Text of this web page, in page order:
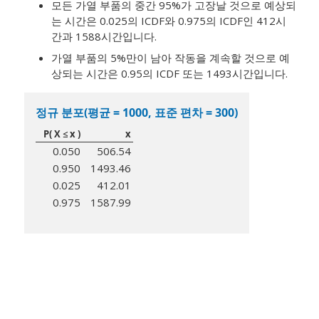
모든 가열 부품의 중간 95%가 고장날 것으로 예상되
는 시간은 0.025의 ICDF와 0.975의 ICDF인 412시
간과 1588시간입니다.
가열 부품의 5%만이 남아 작동을 계속할 것으로 예
상되는 시간은 0.95의 ICDF 또는 1493시간입니다.
정규 분포(평균 = 1000, 표준 편차 = 300)
P( X ≤ x ) x
0.050
506.54
0.950
1493.46
0.025
412.01
0.975
1587.99